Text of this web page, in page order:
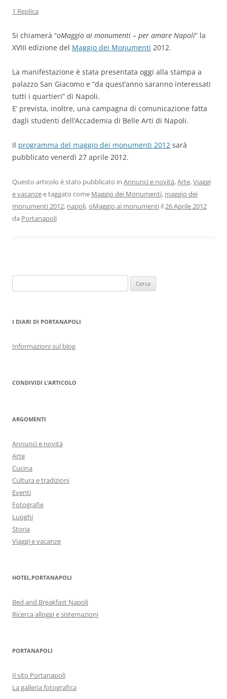
1 Replica
Si chiamerà “oMaggio ai monumenti – per amare Napoli” la
XVIII edizione del Maggio dei Monumenti 2012.
La manifestazione è stata presentata oggi alla stampa a
palazzo San Giacomo e “da quest’anno saranno interessati
tutti i quartieri” di Napoli.
E’ prevista, inoltre, una campagna di comunicazione fatta
dagli studenti dell’Accademia di Belle Arti di Napoli.
Il programma del maggio dei monumenti 2012 sarà
pubblicato venerdì 27 aprile 2012.
Questo articolo è stato pubblicato in Annunci e novità,Arte,Viaggi
e vacanzee taggato come Maggio dei Monumenti, maggio dei
monumenti 2012, napoli,oMaggio ai monumenti il26 Aprile 2012
da Portanapoli
per:
I DIARI DI PORTANAPOLI
Informazioni sul blog
CONDIVIDI L’ARTICOLO
ARGOMENTI
Annunci e novità
Arte
Cucina
Cultura e tradizioni
Eventi
Fotografie
Luoghi
Storia
Viaggi e vacanze
HOTEL.PORTANAPOLI
Bed and Breakfast Napoli
Ricerca alloggi e sistemazioni
PORTANAPOLI
Il sito Portanapoli
La galleria fotografica